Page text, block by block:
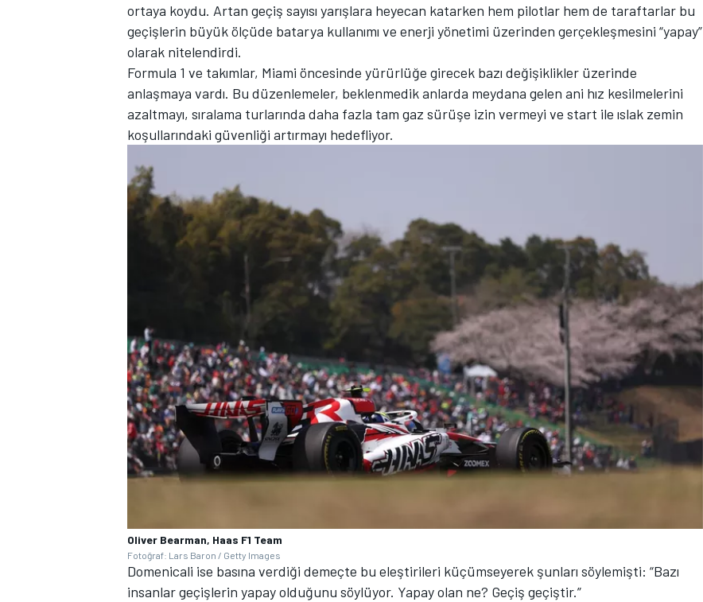
TÜRK SPORCULAR
ortaya koydu. Artan geçiş sayısı yarışlara heyecan katarken hem pilotlar hem de taraftarlar bu
geçişlerin büyük ölçüde batarya kullanımı ve enerji yönetimi üzerinden gerçekleşmesini “yapay”
olarak nitelendirdi.
Formula 1 ve takımlar, Miami öncesinde yürürlüğe girecek bazı değişiklikler üzerinde
anlaşmaya vardı. Bu düzenlemeler, beklenmedik anlarda meydana gelen ani hız kesilmelerini
azaltmayı, sıralama turlarında daha fazla tam gaz sürüşe izin vermeyi ve start ile ıslak zemin
koşullarındaki güvenliği artırmayı hedefliyor.
Oliver Bearman, Haas F1 Team
Fotoğraf: Lars Baron / Getty Images
Domenicali ise basına verdiği demeçte bu eleştirileri küçümseyerek şunları söylemişti: “Bazı
insanlar geçişlerin yapay olduğunu söylüyor. Yapay olan ne? Geçiş geçiştir.”